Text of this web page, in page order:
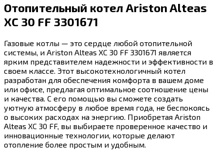
Отопительный котел Ariston Alteas
XC 30 FF 3301671
Газовые котлы — это сердце любой отопительной
системы, и Ariston Alteas XC 30 FF 3301671 является
ярким представителем надежности и эффективности в
своем классе. Этот высокотехнологичный котел
разработан для обеспечения комфорта в вашем доме
или офисе, предлагая оптимальное соотношение цены
и качества. С его помощью вы сможете создать
уютную атмосферу в любое время года, не беспокоясь
о высоких расходах на энергию. Приобретая Ariston
Alteas XC 30 FF, вы выбираете проверенное качество и
инновационные технологии, которые делают
отопление более простым и удобным.